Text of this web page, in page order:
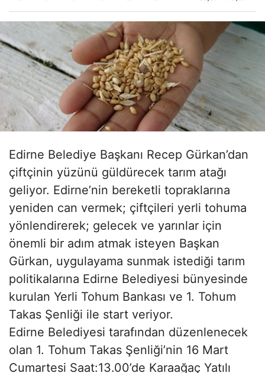
Edirne Belediye Başkanı Recep Gürkan’dan
çiftçinin yüzünü güldürecek tarım atağı
geliyor. Edirne’nin bereketli topraklarına
yeniden can vermek; çiftçileri yerli tohuma
yönlendirerek; gelecek ve yarınlar için
önemli bir adım atmak isteyen Başkan
Gürkan, uygulayama sunmak istediği tarım
politikalarına Edirne Belediyesi bünyesinde
kurulan Yerli Tohum Bankası ve 1. Tohum
Takas Şenliği ile start veriyor.
Edirne Belediyesi tarafından düzenlenecek
olan 1. Tohum Takas Şenliği’nin 16 Mart
Cumartesi Saat:13.00’de Karaağaç Yatılı